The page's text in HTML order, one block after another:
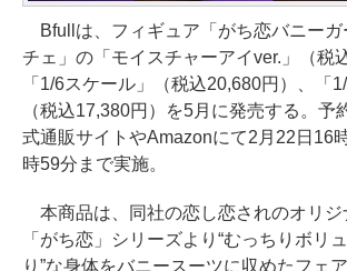
Bfullは、フィギュア「がち恋バニーガ
チェ」の「モイスチャーアイver.」（税
「1/6スケール」（税込20,680円）、「1/
（税込17,380円）を5月に発売する。予
式通販サイトやAmazonにて2月22日16
時59分まで実施。
本商品は、同社の恋し恋されのオリジ
「がち恋」シリーズより“むっちりボリ
り”な身体をバニースーツに収めたフェ